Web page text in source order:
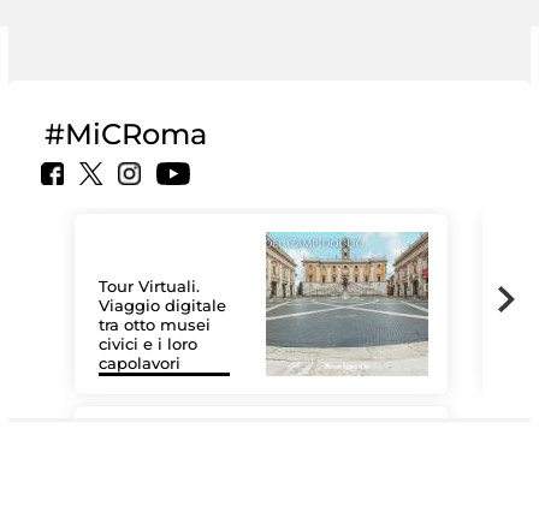
#MiCRoma
Tour Virtuali.
Viaggio digitale
tra otto musei
civici e i loro
capolavori